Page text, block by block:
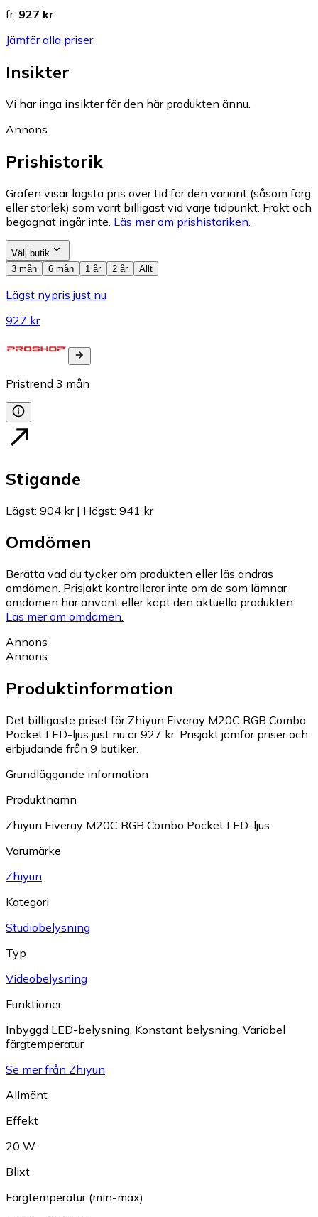
fr. 927 kr
Jämför alla priser
Insikter
Vi har inga insikter för den här produkten ännu.
Annons
Prishistorik
Grafen visar lägsta pris över tid för den variant (såsom färg
eller storlek) som varit billigast vid varje tidpunkt. Frakt och
begagnat ingår inte. Läs mer om prishistoriken.
Välj butik
3 mån
6 mån 1 år 2 år Allt
Lägst nypris just nu
927 kr
Pristrend 3 mån
Stigande
Lägst: 904 kr| Högst: 941 kr
Omdömen
Berätta vad du tycker om produkten eller läs andras
omdömen. Prisjakt kontrollerar inte om de som lämnar
omdömen har använt eller köpt den aktuella produkten.
Läs mer om omdömen.
Annons
Annons
Produktinformation
Det billigaste priset för Zhiyun Fiveray M20C RGB Combo
Pocket LED-ljus just nu är 927 kr. Prisjakt jämför priser och
erbjudande från 9 butiker.
Grundläggande information
Produktnamn
Zhiyun Fiveray M20C RGB Combo Pocket LED-ljus
Varumärke
Zhiyun
Kategori
Studiobelysning
Typ
Videobelysning
Funktioner
Inbyggd LED-belysning, Konstant belysning, Variabel
färgtemperatur
Se mer från Zhiyun
Allmänt
Effekt
20 W
Blixt
Färgtemperatur (min-max)